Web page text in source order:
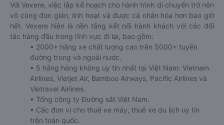
Với Vexere, việc lập kế hoạch cho hành trình di chuyển trở nên
vô cùng đơn giản, linh hoạt và được cá nhân hóa hơn bao giờ
hết. Vexere hiện là nền tảng kết nối hành khách với các đối
tác hàng đầu trong lĩnh vực đi lại, bao gồm:
• 2000+ hãng xe chất lượng cao trên 5000+ tuyến
đường trong và ngoài nước.
• 5 hãng hàng không uy tín nhất tại Việt Nam: Vietnam
Airlines, Vietjet Air, Bamboo Airways, Pacific Airlines và
Vietravel Airlines.
• Tổng công ty Đường sắt Việt Nam.
• Các đơn vị cho thuê xe máy, thuê xe du lịch uy tín
trên toàn quốc.